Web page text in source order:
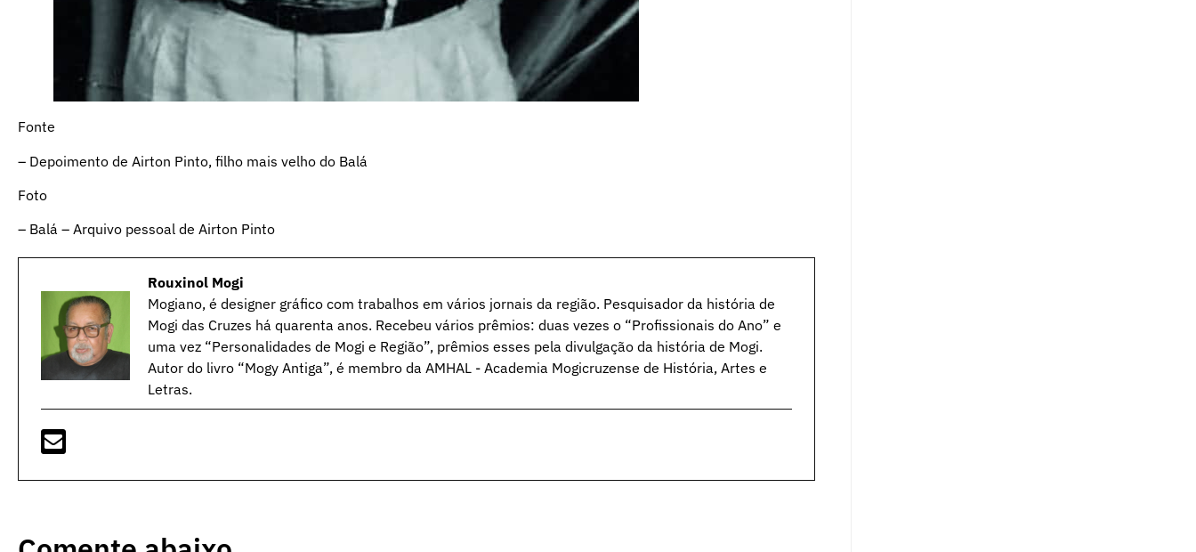
Fonte
– Depoimento de Airton Pinto, filho mais velho do Balá
Foto
– Balá – Arquivo pessoal de Airton Pinto
Rouxinol Mogi
Mogiano, é designer gráfico com trabalhos em vários jornais da região. Pesquisador da história de
Mogi das Cruzes há quarenta anos. Recebeu vários prêmios: duas vezes o “Profissionais do Ano” e
uma vez “Personalidades de Mogi e Região”, prêmios esses pela divulgação da história de Mogi.
Autor do livro “Mogy Antiga”, é membro da AMHAL - Academia Mogicruzense de História, Artes e
Letras.